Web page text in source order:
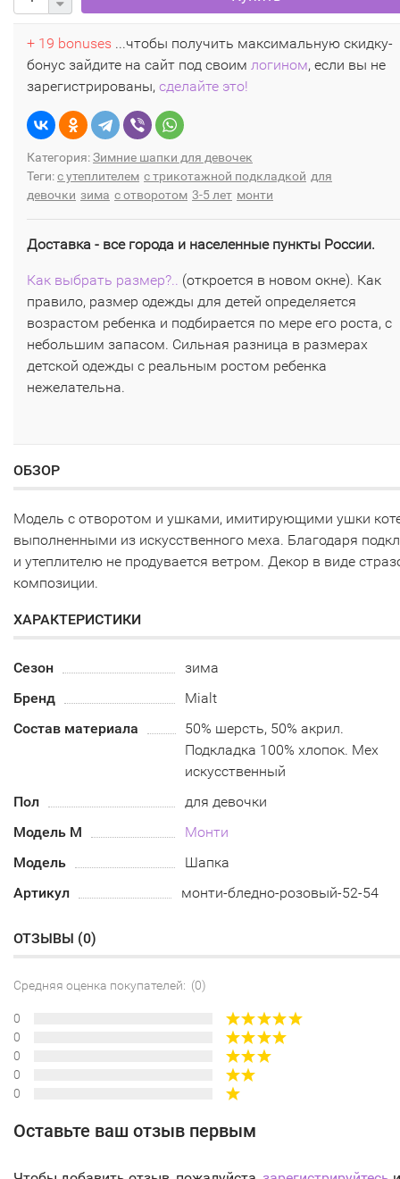
+ 19 bonuses ...чтобы получить максимальную скидку-
бонус зайдите на сайт под своим логином, если вы не
зарегистрированы, сделайте это!
Категория:Зимние шапки для девочек
Теги:с утеплителем с трикотажной подкладкой для
девочки зима с отворотом 3-5 лет монти
Доставка - все города и населенные пункты России.
Как выбрать размер?.. (откроется в новом окне). Как
правило, размер одежды для детей определяется
возрастом ребенка и подбирается по мере его роста, с
небольшим запасом. Сильная разница в размерах
детской одежды с реальным ростом ребенка
нежелательна.
ОБЗОР
Модель с отворотом и ушками, имитирующими ушки
выполненными из искусственного меха. Благодаря
и утеплителю не продувается ветром. Декор в виде
композиции.
ХАРАКТЕРИСТИКИ
Сезон
зима
Бренд
Mialt
Состав материала
50% шерсть, 50% акрил.
Подкладка 100% хлопок. Мех
искусственный
Пол
для девочки
Модель М
Монти
Модель
Шапка
Артикул
монти-бледно-розовый-52-54
ОТЗЫВЫ (0)
Средняя оценка покупателей: (0)
0
0
0
0
0
Оставьте ваш отзыв первым